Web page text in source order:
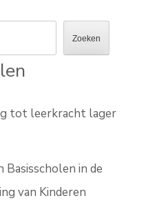
Zoeken
tot leerkracht lager
Basisscholen in de
van Kinderen